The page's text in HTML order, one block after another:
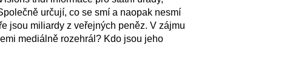
určují, co se smí a naopak nesmí
jsou miliardy z veřejných peněz. V zájmu
mediálně rozehrál? Kdo jsou jeho